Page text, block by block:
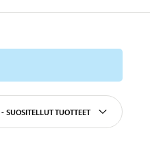
- SUOSITELLUT TUOTTEET